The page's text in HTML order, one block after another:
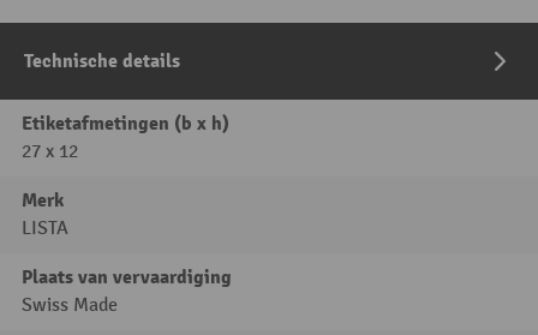
Technische details
Etiketafmetingen (b x h)
27 x 12
Merk
LISTA
Plaats van vervaardiging
Swiss Made